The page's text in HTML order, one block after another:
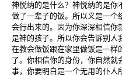
神悦纳的是什么？神悦纳的是你
做了一辈子的饭。所以义是一个
会行出来的。因为你深深相信你
是神的孩子。所以你会告诉别人
在教会做饭跟在家里做饭是一样
了。你相信你的身份，你自然
事，你要明白是一个无用的仆人